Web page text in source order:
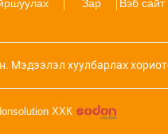
Зар Вэб сайт
Мэдээлэл хуулбарлах
ХХК